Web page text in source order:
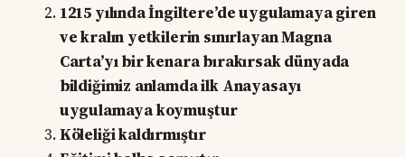
1215 yılında İngiltere’de uygulamaya giren
ve kralın yetkilerin sınırlayan Magna
Carta’yı bir kenara bırakırsak dünyada
bildiğimiz anlamda ilk Anayasayı
uygulamaya koymuştur
Köleliği kaldırmıştır